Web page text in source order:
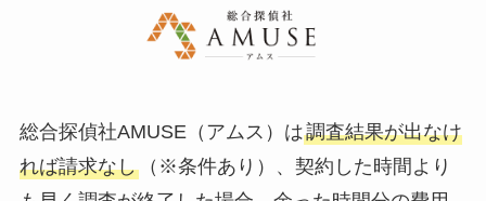
総合探偵社AMUSE（アムス）は調査結果が出なけ
れば請求なし（※条件あり）、契約した時間より